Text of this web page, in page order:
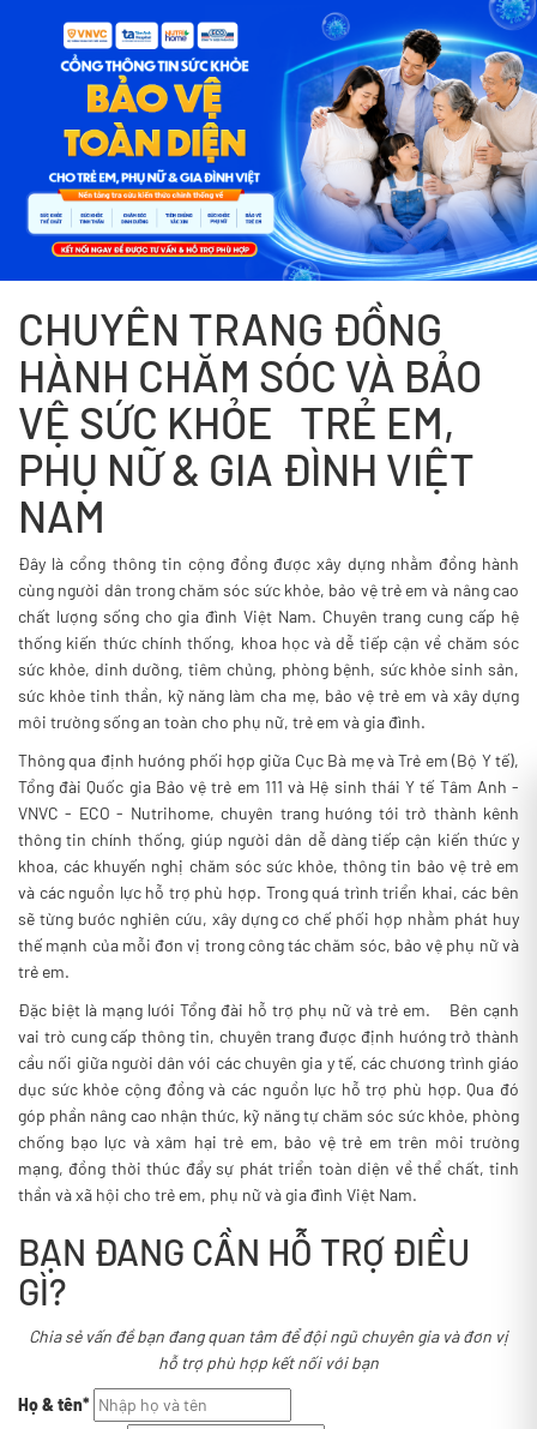
CHUYÊN TRANG ĐỒNG
HÀNH CHĂM SÓC VÀ BẢO
VỆ SỨC KHỎE TRẺ EM,
PHỤ NỮ & GIA ĐÌNH VIỆT
NAM
Đây là cổng thông tin cộng đồng được xây dựng nhằm đồng hành
cùng người dân trong chăm sóc sức khỏe, bảo vệ trẻ em và nâng cao
chất lượng sống cho gia đình Việt Nam. Chuyên trang cung cấp hệ
thống kiến thức chính thống, khoa học và dễ tiếp cận về chăm sóc
sức khỏe, dinh dưỡng, tiêm chủng, phòng bệnh, sức khỏe sinh sản,
sức khỏe tinh thần, kỹ năng làm cha mẹ, bảo vệ trẻ em và xây dựng
môi trường sống an toàn cho phụ nữ, trẻ em và gia đình.
Thông qua định hướng phối hợp giữa Cục Bà mẹ và Trẻ em (Bộ Y tế),
Tổng đài Quốc gia Bảo vệ trẻ em 111 và Hệ sinh thái Y tế Tâm Anh -
VNVC - ECO - Nutrihome, chuyên trang hướng tới trở thành kênh
thông tin chính thống, giúp người dân dễ dàng tiếp cận kiến thức y
khoa, các khuyến nghị chăm sóc sức khỏe, thông tin bảo vệ trẻ em
và các nguồn lực hỗ trợ phù hợp. Trong quá trình triển khai, các bên
sẽ từng bước nghiên cứu, xây dựng cơ chế phối hợp nhằm phát huy
thế mạnh của mỗi đơn vị trong công tác chăm sóc, bảo vệ phụ nữ và
trẻ em.
Đặc biệt là mạng lưới Tổng đài hỗ trợ phụ nữ và trẻ em. Bên cạnh
vai trò cung cấp thông tin, chuyên trang được định hướng trở thành
cầu nối giữa người dân với các chuyên gia y tế, các chương trình giáo
dục sức khỏe cộng đồng và các nguồn lực hỗ trợ phù hợp. Qua đó
góp phần nâng cao nhận thức, kỹ năng tự chăm sóc sức khỏe, phòng
chống bạo lực và xâm hại trẻ em, bảo vệ trẻ em trên môi trường
mạng, đồng thời thúc đẩy sự phát triển toàn diện về thể chất, tinh
thần và xã hội cho trẻ em, phụ nữ và gia đình Việt Nam.
BẠN ĐANG CẦN HỖ TRỢ ĐIỀU
GÌ?
Chia sẻ vấn đề bạn đang quan tâm để đội ngũ chuyên gia và đơn vị
hỗ trợ phù hợp kết nối với bạn
Họ & tên*